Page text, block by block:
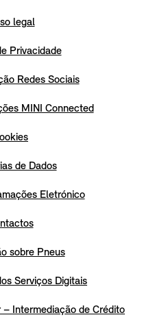
legal
Privacidade
Redes Sociais
MINI Connected
de Dados
Eletrónico
sobre Pneus
Serviços Digitais
– Intermediação de Crédito